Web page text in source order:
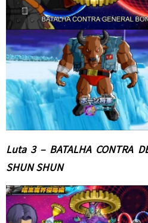
Luta 3 – BATALHA CONTRA
SHUN SHUN